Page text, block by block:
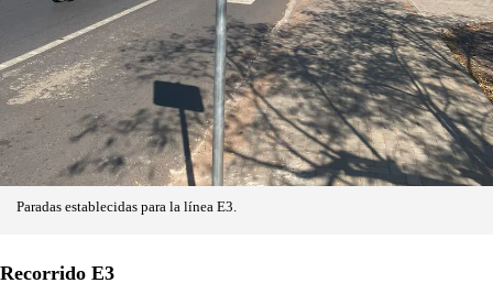
Paradas establecidas para la línea E3.
Recorrido E3